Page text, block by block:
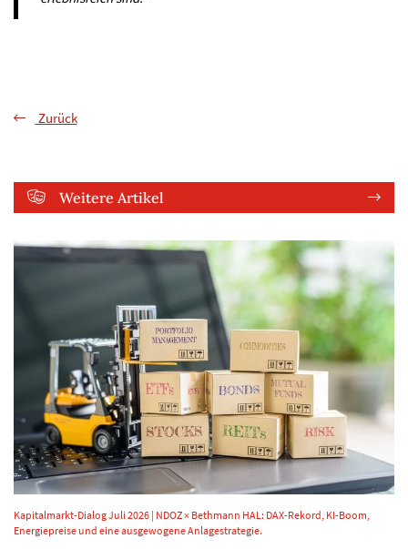
Zurück
Weitere Artikel
Kapitalmarkt-Dialog Juli 2026 | NDOZ × Bethmann HAL: DAX-Rekord, KI-Boom,
Energiepreise und eine ausgewogene Anlagestrategie.